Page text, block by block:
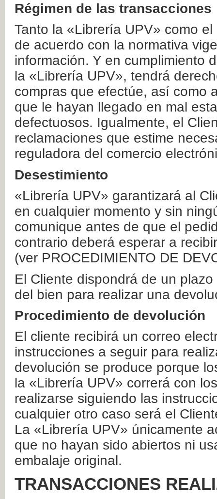
Régimen de las transacciones
Tanto la «Librería UPV» como
de acuerdo con la normativa
información. Y en cumplimiento
la «Librería UPV», tendrá
compras que efectúe, así como
que le hayan llegado en mal
defectuosos. Igualmente, el
reclamaciones que estime
reguladora del comercio
Desestimiento
«Librería UPV» garantizará al
en cualquier momento y sin
comunique antes de que el
contrario deberá esperar a
(ver PROCEDIMIENTO DE
El Cliente dispondrá de un
del bien para realizar una
Procedimiento de devolución
El cliente recibirá un correo
instrucciones a seguir para
devolución se produce porque
la «Librería UPV» correrá con
realizarse siguiendo las
cualquier otro caso será el
La «Librería UPV» únicamente
que no hayan sido abiertos ni
embalaje original.
TRANSACCIONES